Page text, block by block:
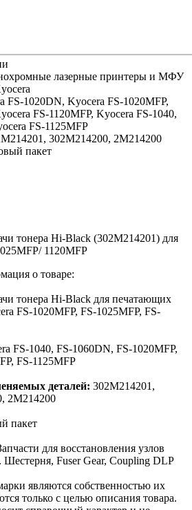
лазерные принтеры и МФУ
FS-1020DN, Kyocera FS-1020MFP,
FS-1120MFP, Kyocera FS-1040,
FS-1125MFP
302M214200, 2M214200
пакет
тонера Hi-Black (302M214201) для
1120MFP
о товаре:
тонера Hi-Black для печатающих
FS-1020MFP, FS-1025MFP, FS-
FS-1040, FS-1060DN, FS-1020MFP,
FS-1125MFP
деталей: 302M214201,
2M214200
пакет
для восстановления узлов
Fuser Gear, Coupling DLP
являются собственностью их
только с целью описания товара.